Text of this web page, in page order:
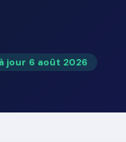
jour 6 août 2026